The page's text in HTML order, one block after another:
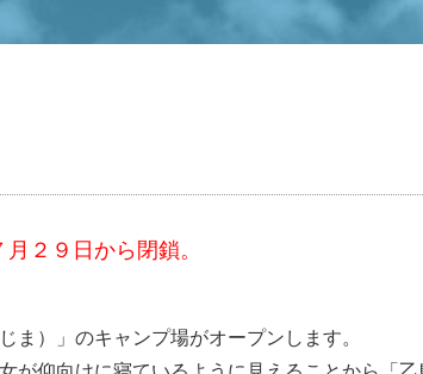
２９日から閉鎖。
）」のキャンプ場がオープンします。